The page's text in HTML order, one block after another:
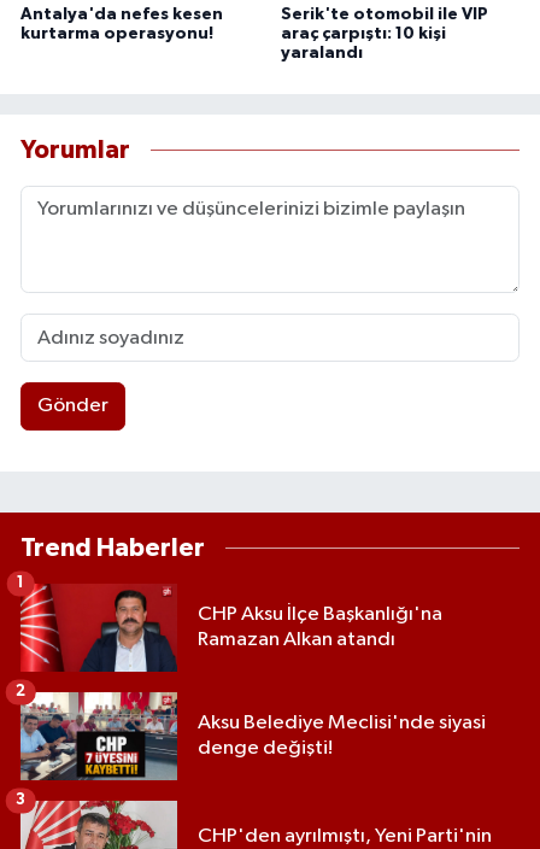
Antalya'da nefes kesen
kurtarma operasyonu!
Serik'te otomobil ile VIP
araç çarpıştı: 10 kişi
yaralandı
Yorumlar
Gönder
Trend Haberler
CHP Aksu İlçe Başkanlığı'na
Ramazan Alkan atandı
1
Aksu Belediye Meclisi'nde siyasi
denge değişti!
2
CHP'den ayrılmıştı, Yeni Parti'nin
3